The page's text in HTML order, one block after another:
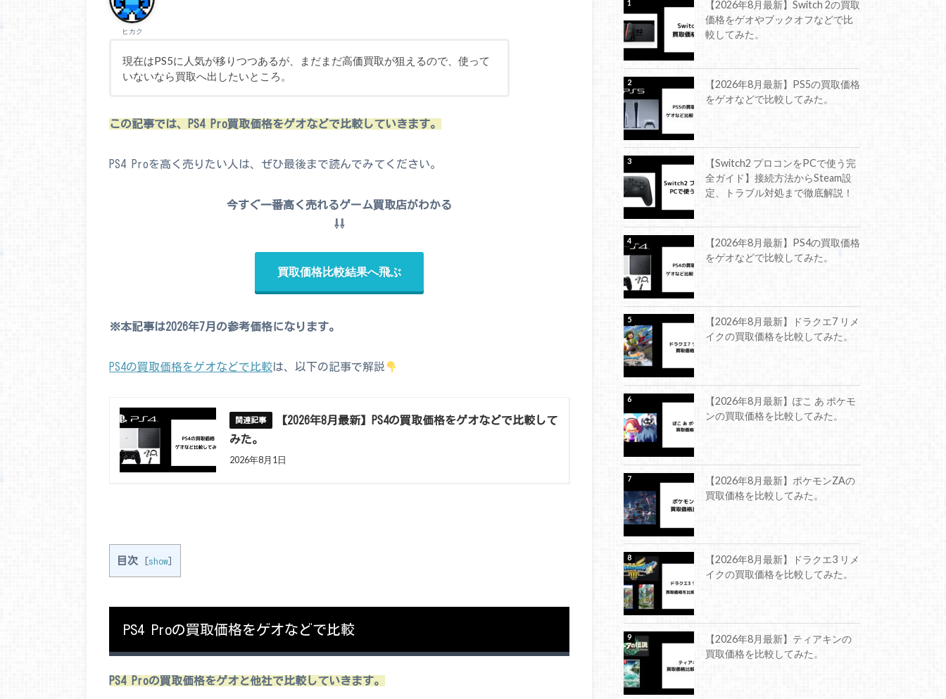
ヒカク
現在はPS5に人気が移りつつあるが、まだまだ高価買取が狙えるので、使って
いないなら買取へ出したいところ。
この記事では、PS4 Pro買取価格をゲオなどで比較していきます。
PS4 Proを高く売りたい人は、ぜひ最後まで読んでみてください。
今すぐ一番高く売れるゲーム買取店がわかる
⇩⇩
買取価格比較結果へ飛ぶ
※本記事は2026年7月の参考価格になります。
PS4の買取価格をゲオなどで比較は、以下の記事で解説
【2026年8月最新】PS4の買取価格をゲオなどで比較して
みた。
2026年8月1日
目次 show
PS4 Proの買取価格をゲオなどで比較
PS4 Proの買取価格をゲオと他社で比較していきます。
【2026年8月最新】Switch 2の買取
価格をゲオやブックオフなどで比
較してみた。
【2026年8月最新】PS5の買取価格
をゲオなどで比較してみた。
【Switch2 プロコンをPCで使う完
全ガイド】接続方法からSteam設
定、トラブル対処まで徹底解説！
【2026年8月最新】PS4の買取価格
をゲオなどで比較してみた。
【2026年8月最新】ドラクエ7 リメ
イクの買取価格を比較してみた。
【2026年8月最新】ぽこ あ ポケモ
ンの買取価格を比較してみた。
【2026年8月最新】ポケモンZAの
買取価格を比較してみた。
【2026年8月最新】ドラクエ3 リメ
イクの買取価格を比較してみた。
【2026年8月最新】ティアキンの
買取価格を比較してみた。